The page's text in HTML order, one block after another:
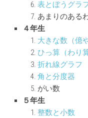
表とぼうグラ
あまりのある
４年生
大きな数（億
ひっ算（わり算
折れ線グラフ
角と分度器
がい数
５年生
整数と小数